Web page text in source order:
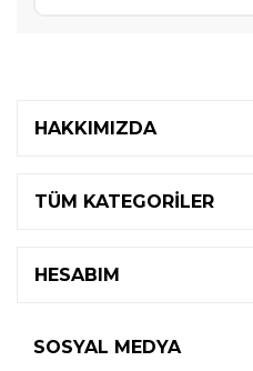
HAKKIMIZDA
TÜM KATEGORİLER
HESABIM
SOSYAL MEDYA